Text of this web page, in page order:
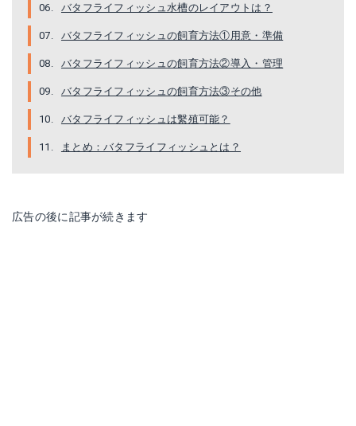
バタフライフィッシュ水槽のレイアウトは？
バタフライフィッシュの飼育方法①用意・準備
バタフライフィッシュの飼育方法②導入・管理
バタフライフィッシュの飼育方法③その他
バタフライフィッシュは繫殖可能？
まとめ：バタフライフィッシュとは？
広告の後に記事が続きます